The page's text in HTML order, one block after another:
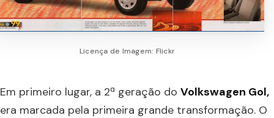
Licença de Imagem: Flickr
Em primeiro lugar, a 2ª geração do Volkswagen Gol,
era marcada pela primeira grande transformação. O